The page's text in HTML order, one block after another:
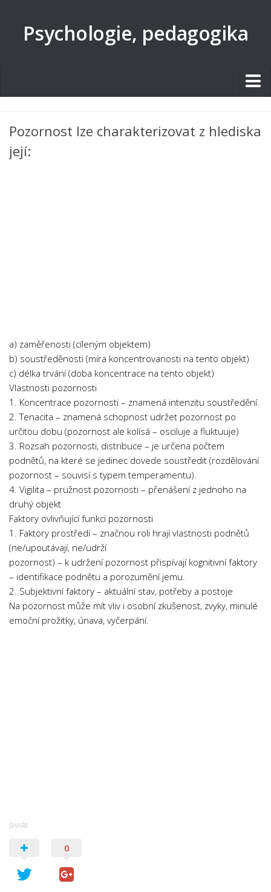
Psychologie, pedagogika
Tematické okruhy
Ekonomie
Fyzika
Informatika
Jazyky
Management
Marketing
Němčina
Občanská nauka
Pedagogika
Právo
Psychologie a Sociologie
Společenské vědy
Technika
Účetnictví
Pozornost lze charakterizovat z hlediska
její:
a) zaměřenosti (cíleným objektem)
b) soustředěnosti (míra koncentrovanosti na tento objekt)
c) délka trvání (doba koncentrace na tento objekt)
Vlastnosti pozornosti
1. Koncentrace pozornosti – znamená intenzitu soustředění.
2. Tenacita – znamená schopnost udržet pozornost po
určitou dobu (pozornost ale kolísá – osciluje a fluktuuje)
3. Rozsah pozornosti, distribuce – je určena počtem
podnětů, na které se jedinec dovede soustředit (rozdělování
pozornost – souvisí s typem temperamentu).
4. Vigilita – pružnost pozornosti – přenášení z jednoho na
druhý objekt
Faktory ovlivňující funkci pozornosti
1. Faktory prostředí – značnou roli hrají vlastnosti podnětů
(ne/upoutávají, ne/udrží
pozornost) – k udržení pozornost přispívají kognitivní faktory
– identifikace podnětu a porozumění jemu.
2. Subjektivní faktory – aktuální stav, potřeby a postoje
Na pozornost může mít vliv i osobní zkušenost, zvyky, minulé
emoční prožitky, únava, vyčerpání.
SHARE
0